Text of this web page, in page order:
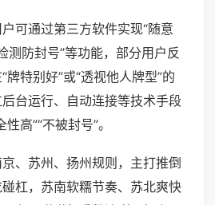
可通过第三方软件实现“随意
测防封号”等功能，部分用户反
牌特别好”或“透视他人牌型”的
台运行、自动连接等技术手段
高”“不被封号”。
、苏州、扬州规则，主打推倒
杠，苏南软糯节奏、苏北爽快